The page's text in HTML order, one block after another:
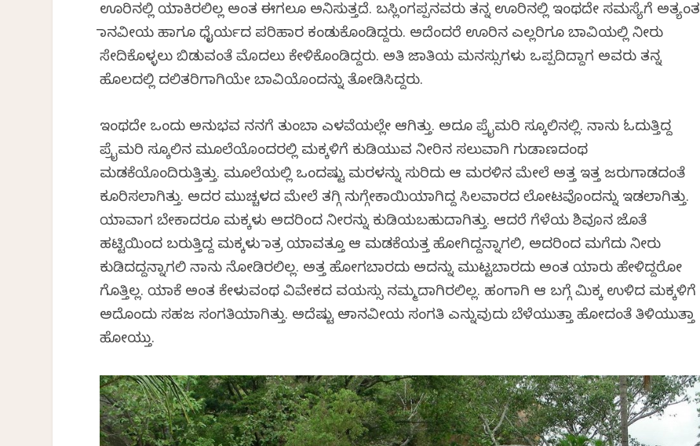
ಊರಿನಲ್ಲಿ ಯಾಕಿರಲಿಲ್ಲ ಅಂತ ಈಗಲೂ ಅನಿಸುತ್ತದೆ. ಬಸ್ಲಿಂಗಪ್ಪನವರು ತನ್ನ ಊರಿನಲ್ಲಿ ಇಂಥದೇ ಸಮಸ್ಯೆಗೆ ಅತ್ಯಂತ
ಮಾನವೀಯ ಹಾಗೂ ಧೈರ್ಯದ ಪರಿಹಾರ ಕಂಡುಕೊಂಡಿದ್ದರು. ಅದೆಂದರೆ ಊರಿನ ಎಲ್ಲರಿಗೂ ಬಾವಿಯಲ್ಲಿ ನೀರು
ಸೇದಿಕೊಳ್ಳಲು ಬಿಡುವಂತೆ ಮೊದಲು ಕೇಳಿಕೊಂಡಿದ್ದರು. ಅತಿ ಜಾತಿಯ ಮನಸ್ಸುಗಳು ಒಪ್ಪದಿದ್ದಾಗ ಅವರು ತನ್ನ
ಹೊಲದಲ್ಲಿ ದಲಿತರಿಗಾಗಿಯೇ ಬಾವಿಯೊಂದನ್ನು ತೋಡಿಸಿದ್ದರು.
ಇಂಥದೇ ಒಂದು ಅನುಭವ ನನಗೆ ತುಂಬಾ ಎಳವೆಯಲ್ಲೇ ಆಗಿತ್ತು. ಅದೂ ಪ್ರೈಮರಿ ಸ್ಕೂಲಿನಲ್ಲಿ. ನಾನು ಓದುತ್ತಿದ್ದ
ಪ್ರೈಮರಿ ಸ್ಕೂಲಿನ ಮೂಲೆಯೊಂದರಲ್ಲಿ ಮಕ್ಕಳಿಗೆ ಕುಡಿಯುವ ನೀರಿನ ಸಲುವಾಗಿ ಗುಡಾಣದಂಥ
ಮಡಕೆಯೊಂದಿರುತ್ತಿತ್ತು. ಮೂಲೆಯಲ್ಲಿ ಒಂದಷ್ಟು ಮರಳನ್ನು ಸುರಿದು ಆ ಮರಳಿನ ಮೇಲೆ ಅತ್ತ ಇತ್ತ ಜರುಗಾಡದಂತೆ
ಕೂರಿಸಲಾಗಿತ್ತು. ಅದರ ಮುಚ್ಚಳದ ಮೇಲೆ ತಗ್ಗಿ ನುಗ್ಗೇಕಾಯಿಯಾಗಿದ್ದ ಸಿಲವಾರದ ಲೋಟವೊಂದನ್ನು ಇಡಲಾಗಿತ್ತು.
ಯಾವಾಗ ಬೇಕಾದರೂ ಮಕ್ಕಳು ಅದರಿಂದ ನೀರನ್ನು ಕುಡಿಯಬಹುದಾಗಿತ್ತು. ಆದರೆ ಗೆಳೆಯ ಶಿವೂನ ಜೊತೆ
ಹಟ್ಟಿಯಿಂದ ಬರುತ್ತಿದ್ದ ಮಕ್ಕಳು ಮಾತ್ರ ಯಾವತ್ತೂ ಆ ಮಡಕೆಯತ್ತ ಹೋಗಿದ್ದನ್ನಾಗಲಿ, ಅದರಿಂದ ಮಗೆದು ನೀರು
ಕುಡಿದದ್ದನ್ನಾಗಲಿ ನಾನು ನೋಡಿರಲಿಲ್ಲ. ಅತ್ತ ಹೋಗಬಾರದು ಅದನ್ನು ಮುಟ್ಟಬಾರದು ಅಂತ ಯಾರು ಹೇಳಿದ್ದರೋ
ಗೊತ್ತಿಲ್ಲ. ಯಾಕೆ ಅಂತ ಕೇಳುವಂಥ ವಿವೇಕದ ವಯಸ್ಸು ನಮ್ಮದಾಗಿರಲಿಲ್ಲ. ಹಂಗಾಗಿ ಆ ಬಗ್ಗೆ ಮಿಕ್ಕ ಉಳಿದ ಮಕ್ಕಳಿಗೆ
ಅದೊಂದು ಸಹಜ ಸಂಗತಿಯಾಗಿತ್ತು. ಅದೆಷ್ಟು ಅಮಾನವೀಯ ಸಂಗತಿ ಎನ್ನುವುದು ಬೆಳೆಯುತ್ತಾ ಹೋದಂತೆ ತಿಳಿಯುತ್ತಾ
ಹೋಯ್ತು.